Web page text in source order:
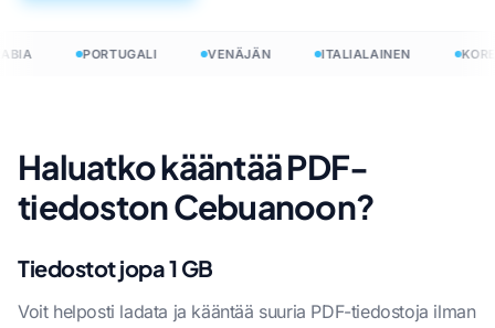
PORTUGALI VENÄJÄN ITALIALAINEN
Haluatko kääntää PDF-
tiedoston Cebuanoon?
Tiedostot jopa 1 GB
Voit helposti ladata ja kääntää suuria PDF-tiedostoja ilman